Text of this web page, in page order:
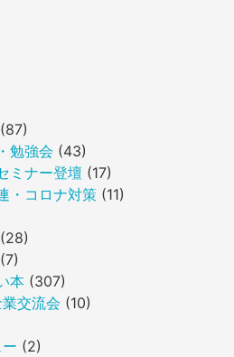
(87)
勉強会 (43)
ミナー登壇 (17)
・コロナ対策 (11)
(28)
(7)
本 (307)
交流会 (10)
(2)